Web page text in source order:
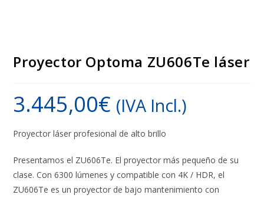
Proyector Optoma ZU606Te láser
3.445,00€ (IVA Incl.)
Proyector láser profesional de alto brillo
Presentamos el ZU606Te. El proyector más pequeño de su
clase. Con 6300 lúmenes y compatible con 4K / HDR, el
ZU606Te es un proyector de bajo mantenimiento con